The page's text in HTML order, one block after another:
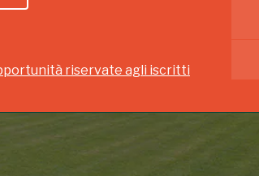
riservate agli iscritti